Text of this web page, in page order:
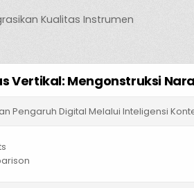
Kualitas Instrumen
Vertikal: Mengonstruksi
Pengaruh Digital Melalui Inteligensi